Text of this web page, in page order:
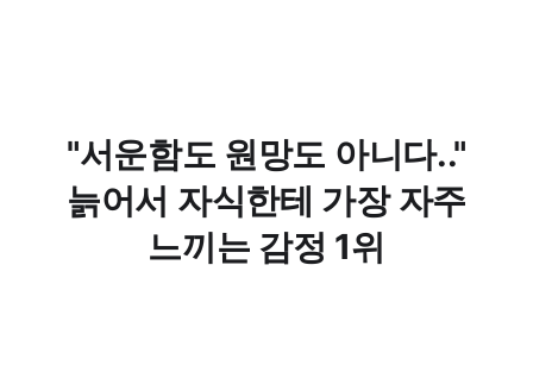
"서운함도 원망도 아니다.."
늙어서 자식한테 가장 자주
느끼는 감정 1위